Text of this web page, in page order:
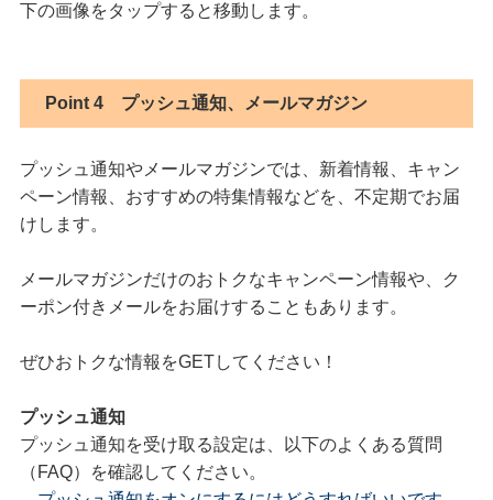
下の画像をタップすると移動します。
Point 4プッシュ通知、メールマガジン
プッシュ通知やメールマガジンでは、新着情報、キャン
ペーン情報、おすすめの特集情報などを、不定期でお届
けします。
メールマガジンだけのおトクなキャンペーン情報や、ク
ーポン付きメールをお届けすることもあります。
ぜひおトクな情報をGETしてください！
プッシュ通知
プッシュ通知を受け取る設定は、以下のよくある質問
（FAQ）を確認してください。